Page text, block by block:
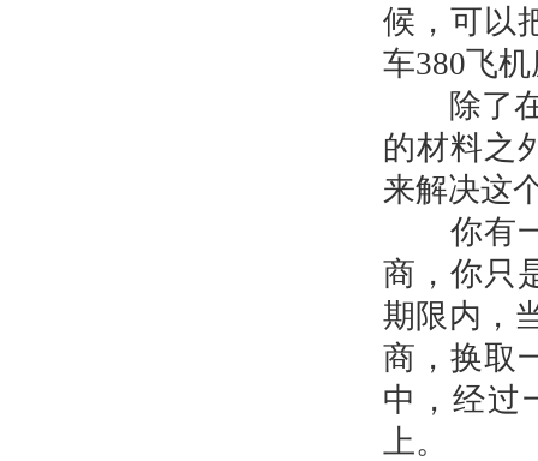
候，可以
车380飞
除了在
的材料之
来解决这
你有一
商，你只
期限内，
商，换取
中，经过
上。